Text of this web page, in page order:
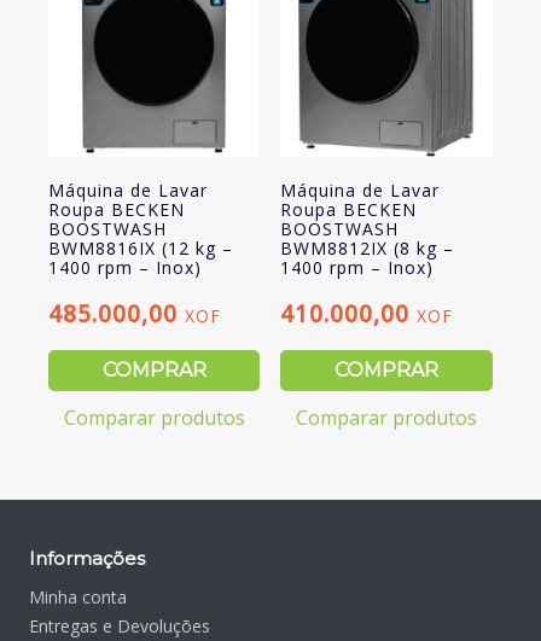
Máquina de Lavar
Roupa BECKEN
BOOSTWASH
BWM8816IX (12 kg –
1400 rpm – Inox)
485.000,00 XOF
COMPRAR
Comparar produtos
Máquina de Lavar
Roupa BECKEN
BOOSTWASH
BWM8812IX (8 kg –
1400 rpm – Inox)
410.000,00XOF
COMPRAR
Comparar produtos
Informações
Minha conta
Entregas e Devoluções